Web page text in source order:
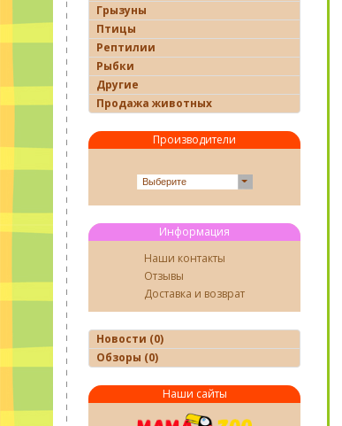
Грызуны
Птицы
Рептилии
Рыбки
Другие
Продажа животных
Производители
Выберите
Информация
Наши контакты
Отзывы
Доставка и возврат
Новости (0)
Обзоры (0)
Наши сайты